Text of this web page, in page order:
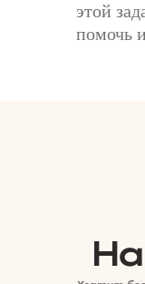
этой
помочь